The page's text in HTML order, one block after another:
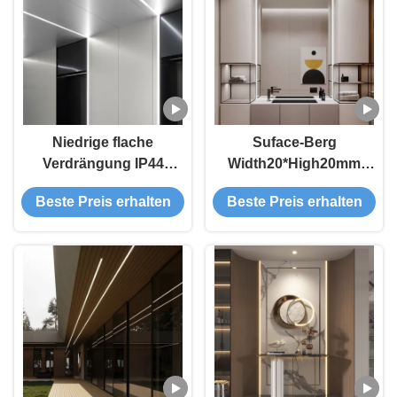
Niedrige flache
Verdrängung IP44
26mm Siliver führte
Streifen-
Beste Preis erhalten
Suface-Berg
Width20*High20mm
anodisierte Bogen PC-
Abdeckung LED
Aluminiumprofil
Beste Preis erhalten